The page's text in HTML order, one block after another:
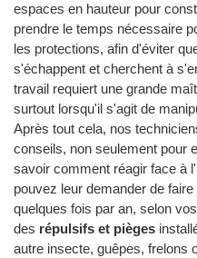
espaces en hauteur pour
prendre le temps nécessaire
les protections, afin d'éviter
s'échappent et cherchent à
travail requiert une grande
surtout lorsqu'il s'agit de
Après tout cela, nos
conseils, non seulement pour
savoir comment réagir face à
pouvez leur demander de
quelques fois par an, selon
des répulsifs et pièges
autre insecte, guêpes, frelons